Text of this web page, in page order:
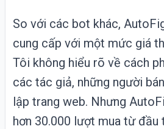
So với các bot khác,
cung cấp với một mức giá
Tôi không hiểu rõ về cách
các tác giả, những người
lập trang web. Nhưng
hơn 30.000 lượt mua từ đầu